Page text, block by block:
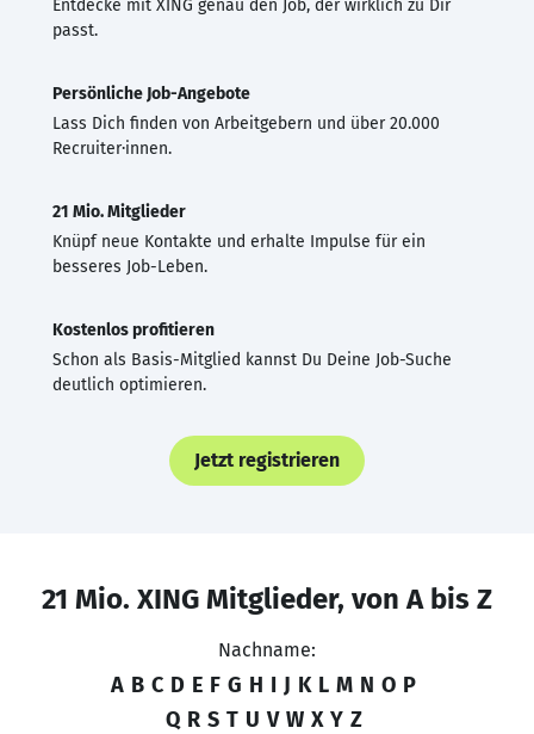
Entdecke mit XING genau den Job, der wirklich zu Dir
passt.
Persönliche Job-Angebote
Lass Dich finden von Arbeitgebern und über 20.000
Recruiter·innen.
21 Mio. Mitglieder
Knüpf neue Kontakte und erhalte Impulse für ein
besseres Job-Leben.
Kostenlos profitieren
Schon als Basis-Mitglied kannst Du Deine Job-Suche
deutlich optimieren.
Jetzt registrieren
21 Mio. XING Mitglieder, von A bis Z
Nachname:
A B C D E F G H I J K L M N O P
Q R S T U V W X Y Z